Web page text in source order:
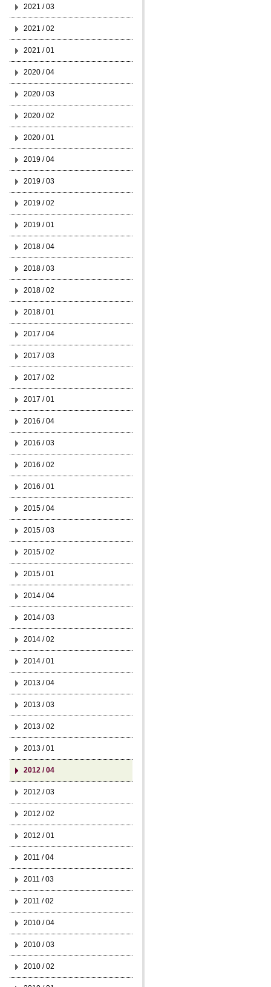
2021 / 03
2021 / 02
2021 / 01
2020 / 04
2020 / 03
2020 / 02
2020 / 01
2019 / 04
2019 / 03
2019 / 02
2019 / 01
2018 / 04
2018 / 03
2018 / 02
2018 / 01
2017 / 04
2017 / 03
2017 / 02
2017 / 01
2016 / 04
2016 / 03
2016 / 02
2016 / 01
2015 / 04
2015 / 03
2015 / 02
2015 / 01
2014 / 04
2014 / 03
2014 / 02
2014 / 01
2013 / 04
2013 / 03
2013 / 02
2013 / 01
2012 / 04
2012 / 03
2012 / 02
2012 / 01
2011 / 04
2011 / 03
2011 / 02
2010 / 04
2010 / 03
2010 / 02